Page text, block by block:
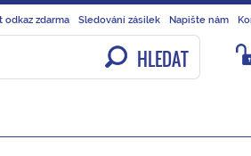
odkaz zdarma Sledování zásilek Napište nám
HLEDAT